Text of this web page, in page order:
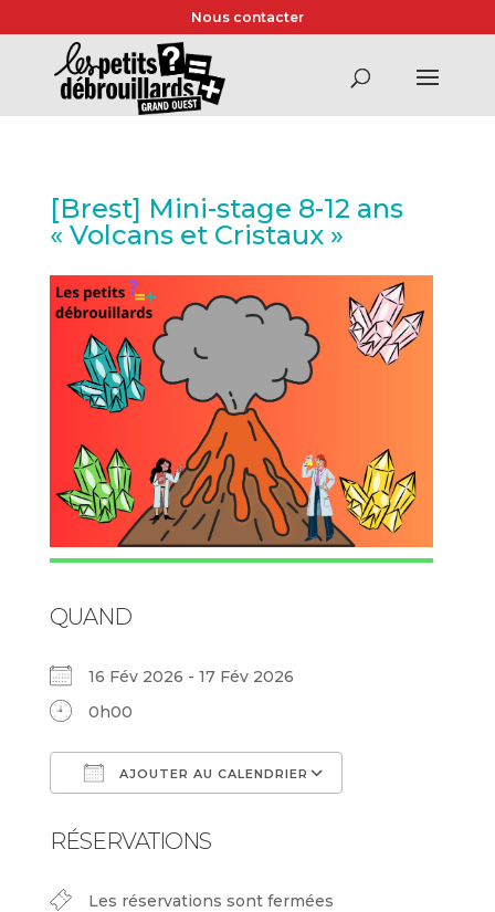
Nous contacter
[Brest] Mini-stage 8-12 ans
« Volcans et Cristaux »
QUAND
16 Fév 2026 - 17 Fév 2026
0h00
AJOUTER AU CALENDRIER
RÉSERVATIONS
Les réservations sont fermées